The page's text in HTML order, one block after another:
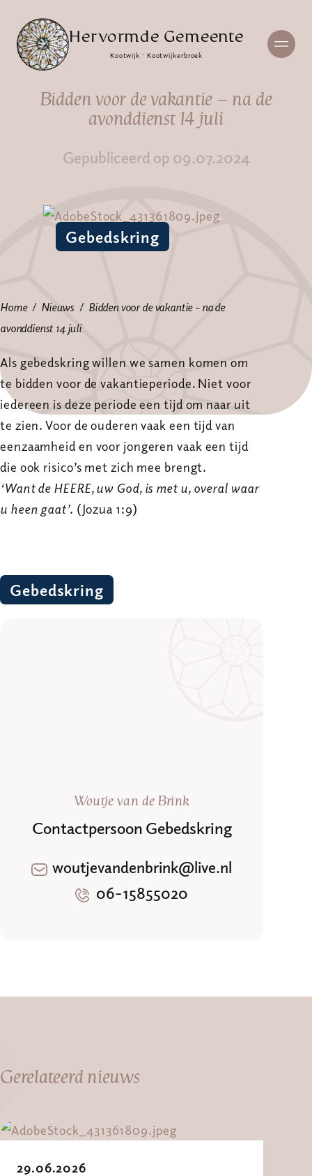
Hervormde Gemeente
Kootwijk · Kootwijkerbroek
Bidden voor de vakantie – na de
avonddienst 14 juli
Gepubliceerd op 09.07.2024
Gebedskring
Home Nieuws
Bidden voor de vakantie – na de
avonddienst 14 juli
Als gebedskring willen we samen komen om
te bidden voor de vakantieperiode. Niet voor
iedereen is deze periode een tijd om naar uit
te zien. Voor de ouderen vaak een tijd van
eenzaamheid en voor jongeren vaak een tijd
die ook risico’s met zich mee brengt.
‘Want de HEERE, uw God, is met u, overal waar
u heen gaat’. (Jozua 1:9)
Gebedskring
Woutje van de Brink
Contactpersoon Gebedskring
woutjevandenbrink@live.nl
06-15855020
Gerelateerd nieuws
29.06.2026